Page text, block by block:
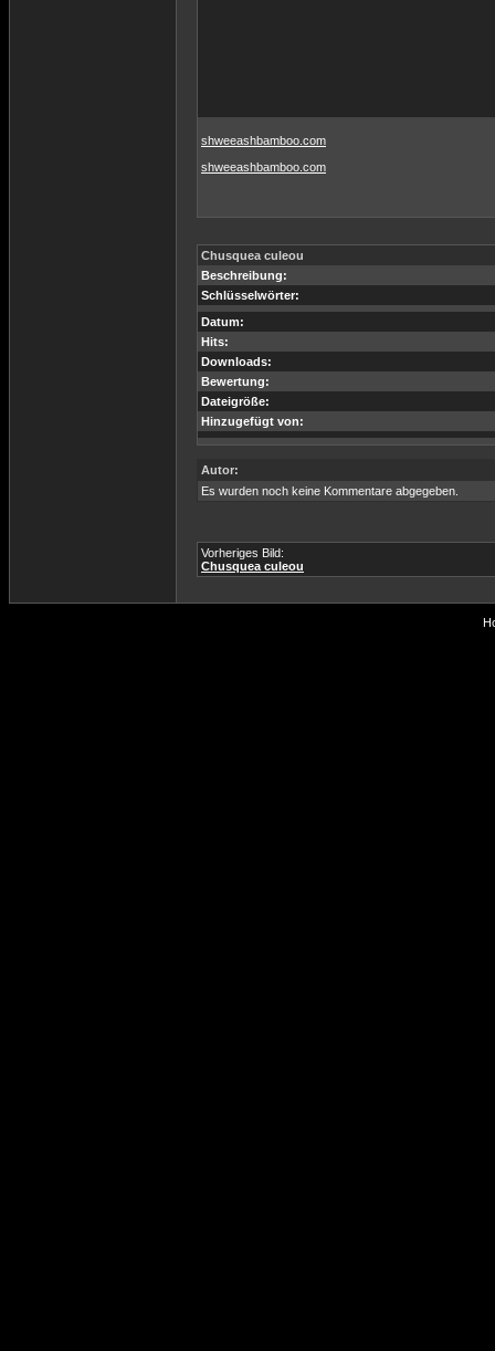
shweeashbamboo.com
shweeashbamboo.com
Chusquea culeou
Beschreibung:
Schlüsselwörter:
Datum:
Hits:
Downloads:
Bewertung:
Dateigröße:
Hinzugefügt von:
Autor:
Es wurden noch keine Kommentare abgegeben.
Vorheriges Bild:
Chusquea culeou